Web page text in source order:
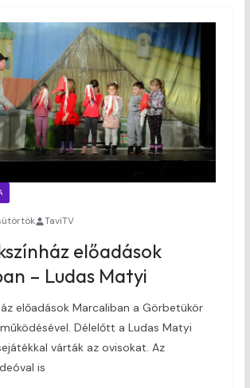
TaviTV
előadások
– Ludas Matyi
előadások Marcaliban a Görbetükör
Délelőtt a Ludas Matyi
várták az ovisokat. Az
is